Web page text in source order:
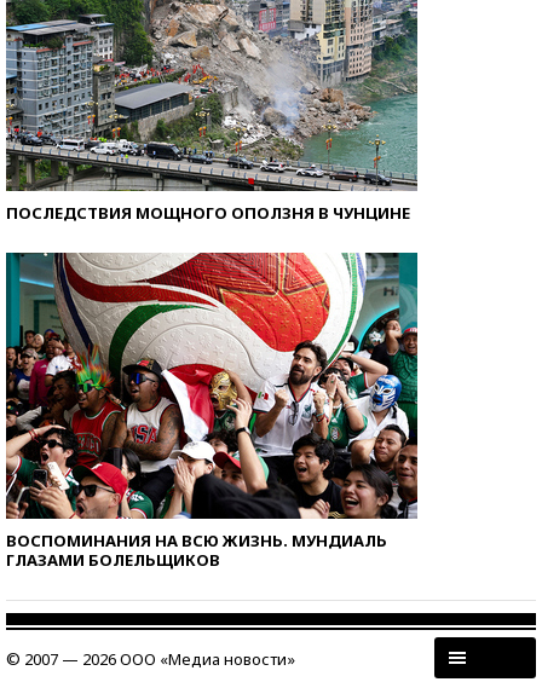
ПОСЛЕДСТВИЯ МОЩНОГО ОПОЛЗНЯ В ЧУНЦИНЕ
ВОСПОМИНАНИЯ НА ВСЮ ЖИЗНЬ. МУНДИАЛЬ
ГЛАЗАМИ БОЛЕЛЬЩИКОВ
© 2007 — 2026 ООО «Медиа новости»